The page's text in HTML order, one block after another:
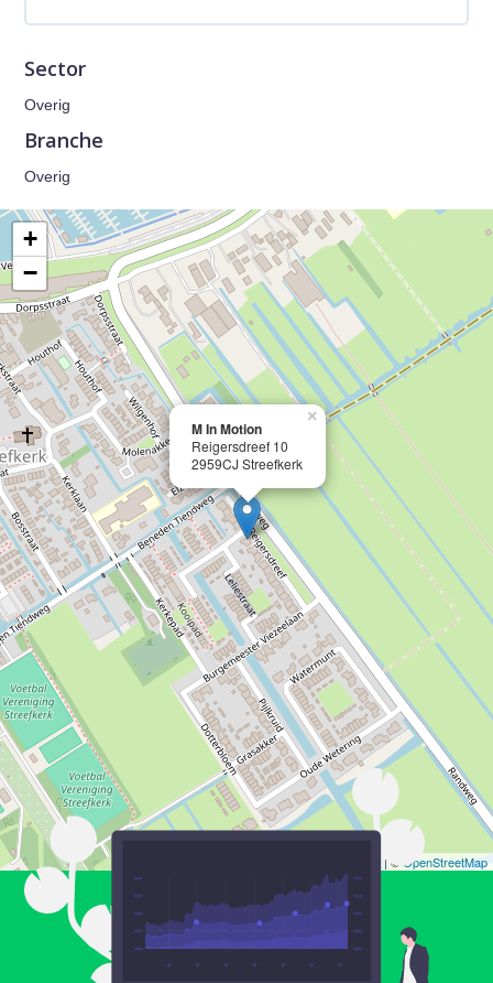
Sector
Overig
Branche
Overig
M In Motion
Reigersdreef 10
2959CJ Streefkerk
×
+
−
| © OpenStreetMap